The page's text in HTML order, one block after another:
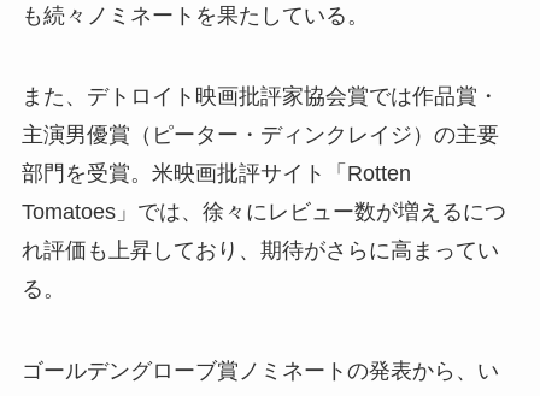
も続々ノミネートを果たしている。
また、デトロイト映画批評家協会賞では作品賞・
主演男優賞（ピーター・ディンクレイジ）の主要
部門を受賞。米映画批評サイト「Rotten
Tomatoes」では、徐々にレビュー数が増えるにつ
れ評価も上昇しており、期待がさらに高まってい
る。
ゴールデングローブ賞ノミネートの発表から、い